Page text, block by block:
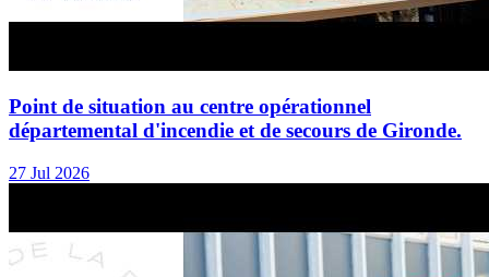
Point de situation au centre opérationnel
départemental d'incendie et de secours de Gironde.
27 Jul 2026